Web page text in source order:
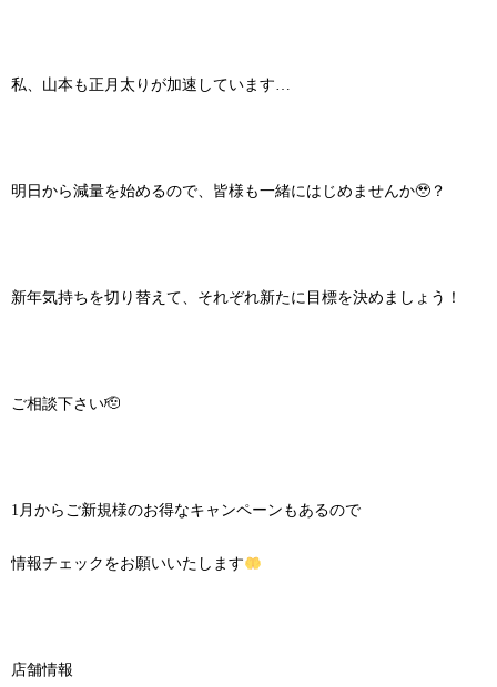
私、山本も正月太りが加速しています…
明日から減量を始めるので、皆様も一緒にはじめませんか🥹？
新年気持ちを切り替えて、それぞれ新たに目標を決めましょう！
ご相談下さい🫡
1月からご新規様のお得なキャンペーンもあるので
情報チェックをお願いいたします
店舗情報